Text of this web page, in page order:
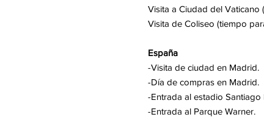
Visita a Ciudad del Vaticano
Visita de Coliseo (tiempo
España
-Visita de ciudad en Madrid.
-Día de compras en Madrid.
-Entrada al estadio Santiago
-Entrada al Parque Warner.